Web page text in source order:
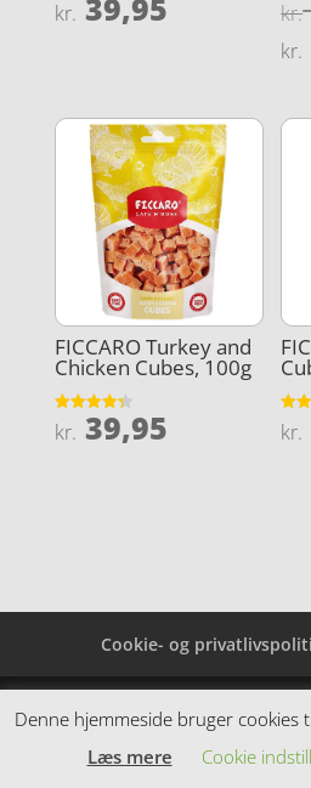
Vurderet
4.8
kr. 39,95
4.8
kr.
kr.
FICCARO Turkey and
Chicken Cubes, 100g
Vurderet
4.3
kr. 39,95
3.9
kr.
Cookie- og
Denne hjemmeside samler
spændende varer. Siden er
links kan være
Denne hjemmeside bruger cookies
Læs mere
Cookie